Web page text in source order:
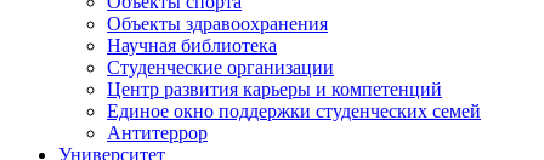
Объекты здравоохранения
Научная библиотека
Студенческие организации
Центр развития карьеры и компетенций
Единое окно поддержки студенческих семей
Антитеррор
Университет